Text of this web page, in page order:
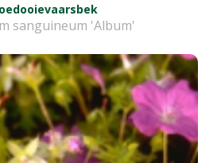
sanguineum 'Album'